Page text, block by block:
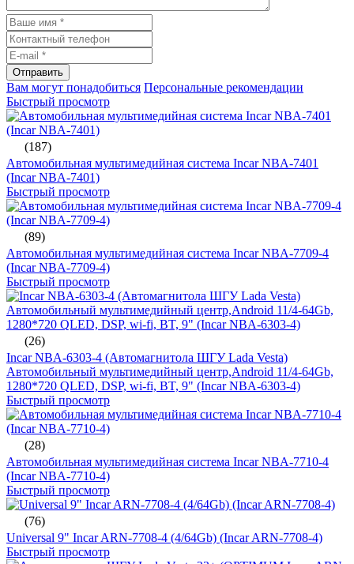
Отправить
Вам могут понадобиться Персональные рекомендации
Быстрый просмотр
(187)
Автомобильная мультимедийная система Incar NBA-7401
(Incar NBA-7401)
Быстрый просмотр
(89)
Автомобильная мультимедийная система Incar NBA-7709-4
(Incar NBA-7709-4)
Быстрый просмотр
(26)
Incar NBA-6303-4 (Автомагнитола ШГУ Lada Vesta)
Автомобильный мультимедийный центр,Android 11/4-64Gb,
1280*720 QLED, DSP, wi-fi, BT, 9" (Incar NBA-6303-4)
Быстрый просмотр
(28)
Автомобильная мультимедийная система Incar NBA-7710-4
(Incar NBA-7710-4)
Быстрый просмотр
(76)
Universal 9" Incar ARN-7708-4 (4/64Gb) (Incar ARN-7708-4)
Быстрый просмотр